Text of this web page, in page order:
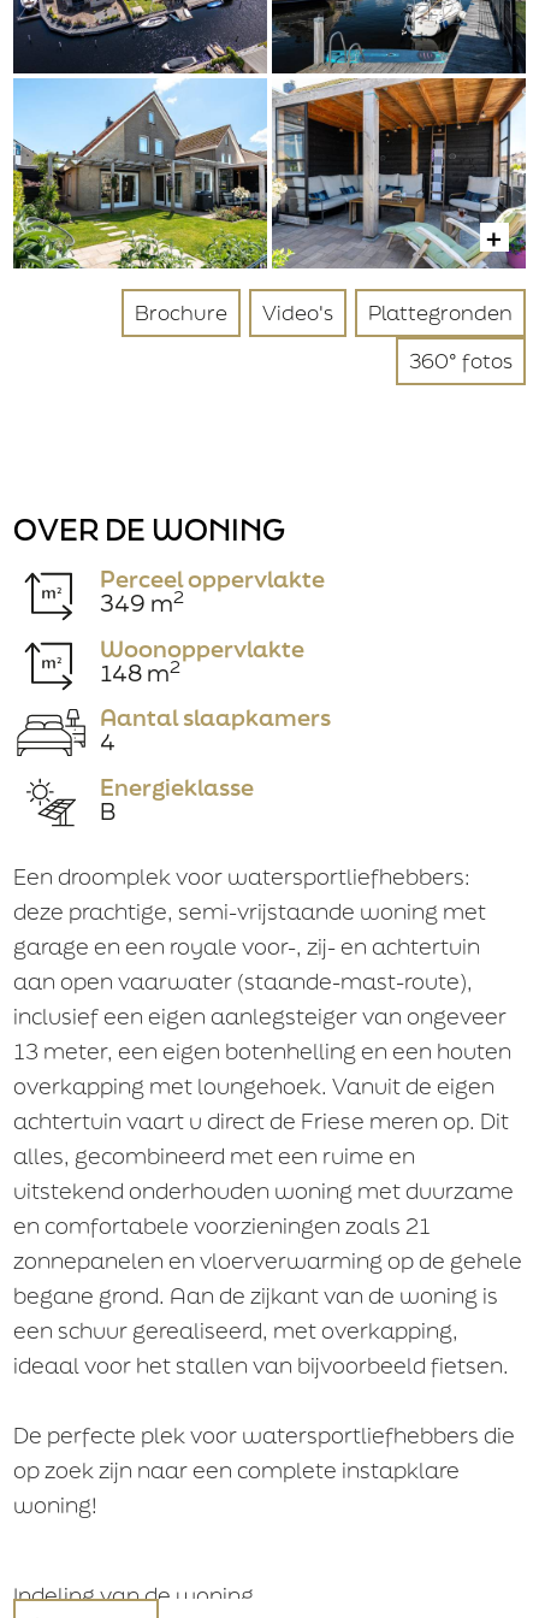
Verzenden
Nee
Gegevens
Bedrijfsnaam
Aanhef
Huisnummer
Huisnr. toevoeging
Plaats
Telefoon
E-mail
Aanvaarding
In overleg
Per datum
Financiële voorwaarden
Financiële voorwaarden
financiering koopsom
Brochure Video's
Plattegronden
360° fotos
OVER DE WONING
Een droomplek voor watersportliefhebbers:
deze prachtige, semi-vrijstaande woning met
garage en een royale voor-, zij- en achtertuin
aan open vaarwater (staande-mast-route),
inclusief een eigen aanlegsteiger van ongeveer
13 meter, een eigen botenhelling en een houten
overkapping met loungehoek. Vanuit de eigen
achtertuin vaart u direct de Friese meren op. Dit
alles, gecombineerd met een ruime en
uitstekend onderhouden woning met duurzame
en comfortabele voorzieningen zoals 21
zonnepanelen en vloerverwarming op de gehele
begane grond. Aan de zijkant van de woning is
een schuur gerealiseerd, met overkapping,
ideaal voor het stallen van bijvoorbeeld fietsen.
De perfecte plek voor watersportliefhebbers die
op zoek zijn naar een complete instapklare
woning!
Indeling van de woning
Perceel oppervlakte
349 m2
Woonoppervlakte
148 m2
Aantal slaapkamers
4
Energieklasse
B